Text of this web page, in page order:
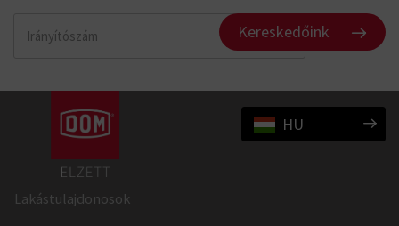
Kereskedőink
HU
Lakástulajdonosok